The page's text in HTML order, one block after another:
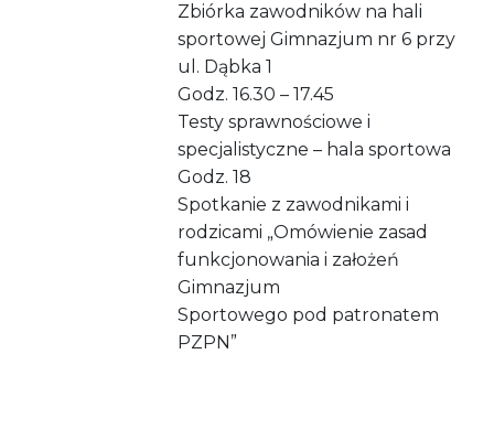
Zbiórka zawodników na hali
sportowej Gimnazjum nr 6 przy
ul. Dąbka 1
Godz. 16.30 – 17.45
Testy sprawnościowe i
specjalistyczne – hala sportowa
Godz. 18
Spotkanie z zawodnikami i
rodzicami „Omówienie zasad
funkcjonowania i założeń
Gimnazjum
Sportowego pod patronatem
PZPN”